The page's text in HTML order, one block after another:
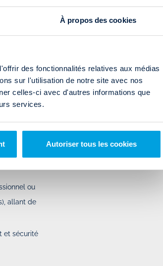
À propos des cookies
des fonctionnalités relatives aux médias
sur l'utilisation de notre site avec nos
celles-ci avec d'autres informations que
services.
Autoriser tous les cookies
ou
allant de
et sécurité
09 71 09
(numéro non
Nous répondons à vos
le
NOUS